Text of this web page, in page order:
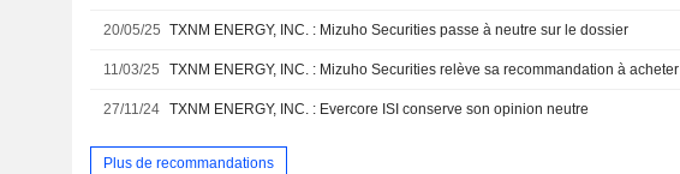
20/05/25 TXNM ENERGY, INC. : Mizuho Securities passe à neutre sur le dossier
11/03/25 TXNM ENERGY, INC. : Mizuho Securities relève sa recommandation à acheter
27/11/24 TXNM ENERGY, INC. : Evercore ISI conserve son opinion neutre
Plus de recommandations